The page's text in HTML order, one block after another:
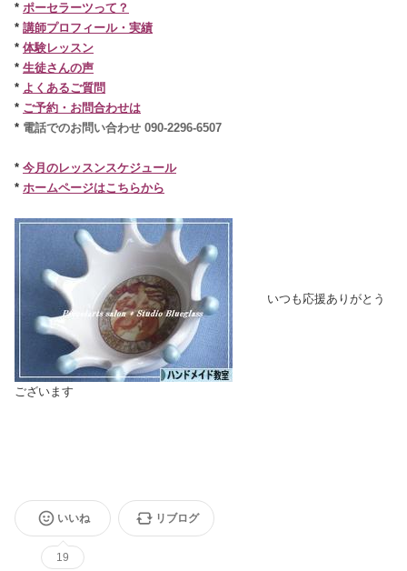
* ポーセラーツって？
* 講師プロフィール・実績
* 体験レッスン
* 生徒さんの声
* よくあるご質問
* ご予約・お問合わせは
* 電話でのお問い合わせ 090-2296-6507
* 今月のレッスンスケジュール
* ホームページはこちらから
いつも応援ありがとう
ございます
いいね
19
リブログ